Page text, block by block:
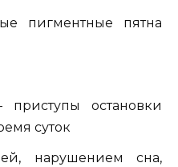
пигментные пятна
остановки
суток
нарушением сна,